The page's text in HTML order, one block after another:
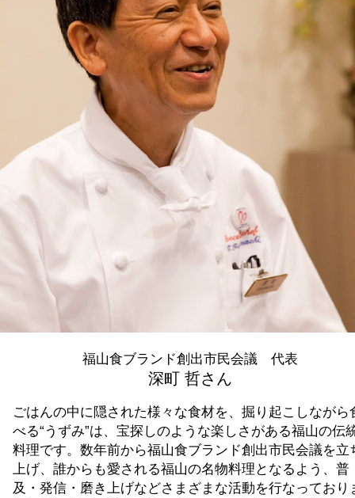
福山食ブランド創出市民会議 代表
深町 哲さん
ごはんの中に隠された様々な食材を、掘り起こしながら
べる“うずみ”は、宝探しのような楽しさがある福山の伝
料理です。数年前から福山食ブランド創出市民会議を立
上げ、誰からも愛される福山の名物料理となるよう、普
及・発信・磨き上げなどさまざまな活動を行なっており